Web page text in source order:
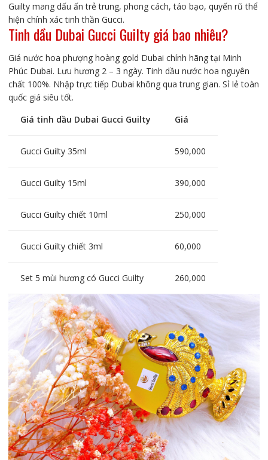
Guilty mang dấu ấn trẻ trung, phong cách, táo bạo, quyến rũ thể
hiện chính xác tinh thần Gucci.
Tinh dầu Dubai Gucci Guilty giá bao nhiêu?
Giá nước hoa phượng hoàng gold Dubai chính hãng tại Minh
Phúc Dubai. Lưu hương 2 – 3 ngày. Tinh dầu nước hoa nguyên
chất 100%. Nhập trực tiếp Dubai không qua trung gian. Sỉ lẻ toàn
quốc giá siêu tốt.
Giá tinh dầu Dubai Gucci Guilty
Giá
Gucci Guilty 35ml 590,000
Gucci Guilty 15ml 390,000
Gucci Guilty chiết 10ml 250,000
Gucci Guilty chiết 3ml 60,000
Set 5 mùi hương có Gucci Guilty 260,000